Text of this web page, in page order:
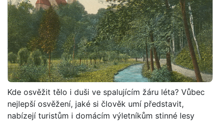
Kde osvěžit tělo i duši ve spalujícím žáru léta? Vůbec
nejlepší osvěžení, jaké si člověk umí představit,
nabízejí turistům i domácím výletníkům stinné lesy